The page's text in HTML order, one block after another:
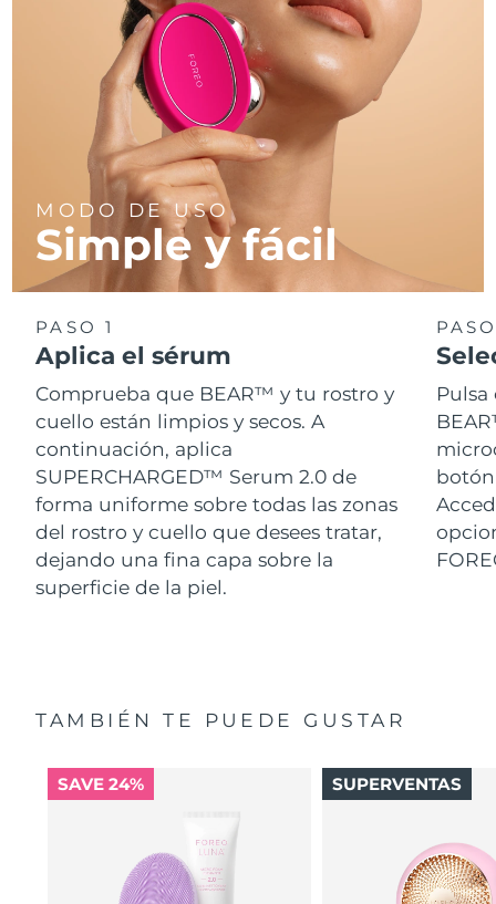
MODO DE USO
Simple y fácil
PASO 1
Aplica el sérum
Comprueba que BEAR™ y tu rostro y
cuello están limpios y secos. A
continuación, aplica
SUPERCHARGED™ Serum 2.0 de
forma uniforme sobre todas las zonas
del rostro y cuello que desees tratar,
dejando una fina capa sobre la
superficie de la piel.
botón
TAMBIÉN TE PUEDE GUSTAR
SAVE 24% SUPERVENTAS